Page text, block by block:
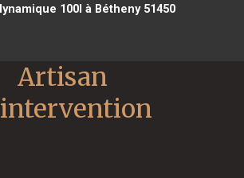
100l à Bétheny 51450
Artisan